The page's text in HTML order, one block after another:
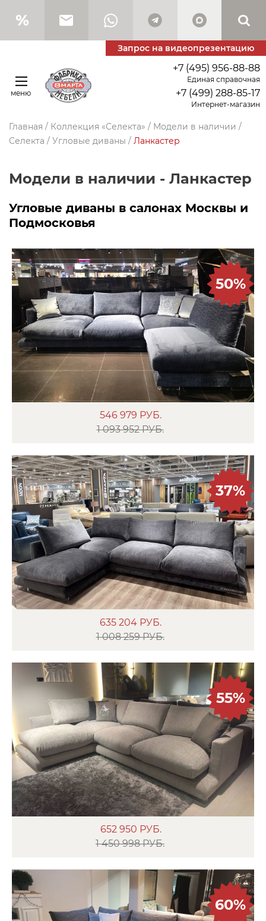
Запрос на видеопрезентацию
меню
+7 (495) 956-88-88
Единая справочная
+7 (499) 288-85-17
Интернет-магазин
Главная / Коллекция «Селекта» / Модели в наличии /
Селекта / Угловые диваны / Ланкастер
Модели в наличии - Ланкастер
Угловые диваны в салонах Москвы и
Подмосковья
546 979 РУБ.
1 093 952 РУБ.
50%
635 204 РУБ.
1 008 259 РУБ.
37%
652 950 РУБ.
1 450 998 РУБ.
55%
60%